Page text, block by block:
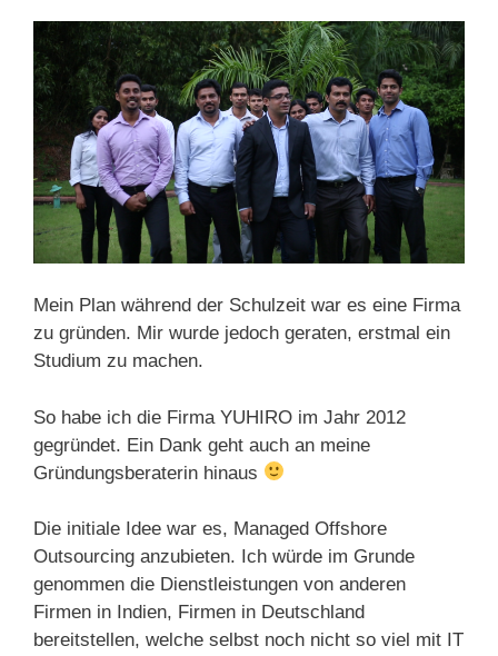
Mein Plan während der Schulzeit war es eine Firma
zu gründen. Mir wurde jedoch geraten, erstmal ein
Studium zu machen.
So habe ich die Firma YUHIRO im Jahr 2012
gegründet. Ein Dank geht auch an meine
Gründungsberaterin hinaus
Die initiale Idee war es, Managed Offshore
Outsourcing anzubieten. Ich würde im Grunde
genommen die Dienstleistungen von anderen
Firmen in Indien, Firmen in Deutschland
bereitstellen, welche selbst noch nicht so viel mit IT